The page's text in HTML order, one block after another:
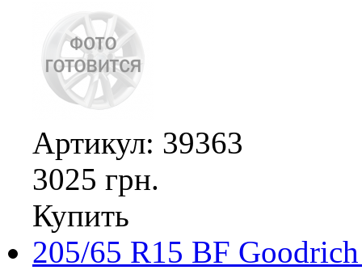
Артикул: 39363
3025 грн.
Купить
205/65 R15 BF